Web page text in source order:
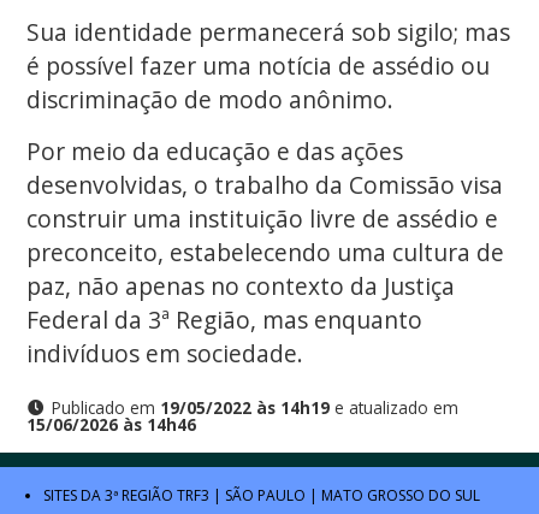
Sua identidade permanecerá sob sigilo; mas
é possível fazer uma notícia de assédio ou
discriminação de modo anônimo.
Por meio da educação e das ações
desenvolvidas, o trabalho da Comissão visa
construir uma instituição livre de assédio e
preconceito, estabelecendo uma cultura de
paz, não apenas no contexto da Justiça
Federal da 3ª Região, mas enquanto
indivíduos em sociedade.
Publicado em 19/05/2022 às 14h19e atualizado em
15/06/2026 às 14h46
SITES DA 3ª REGIÃO TRF3 | SÃO PAULO | MATO GROSSO DO SUL